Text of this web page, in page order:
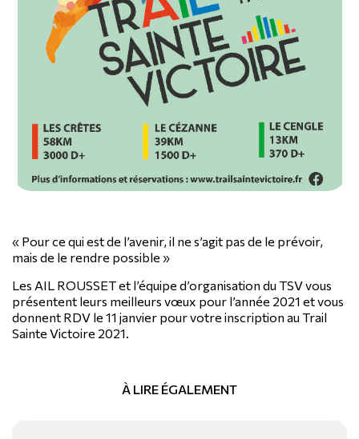
« Pour ce qui est de l’avenir, il ne s’agit pas de le prévoir,
mais de le rendre possible »
Les AIL ROUSSET et l’équipe d’organisation du TSV vous
présentent leurs meilleurs vœux pour l’année 2021 et vous
donnent RDV le 11 janvier pour votre inscription au Trail
Sainte Victoire 2021.
À LIRE ÉGALEMENT